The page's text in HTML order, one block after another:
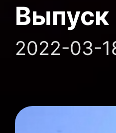
Выпуск
2022-03-